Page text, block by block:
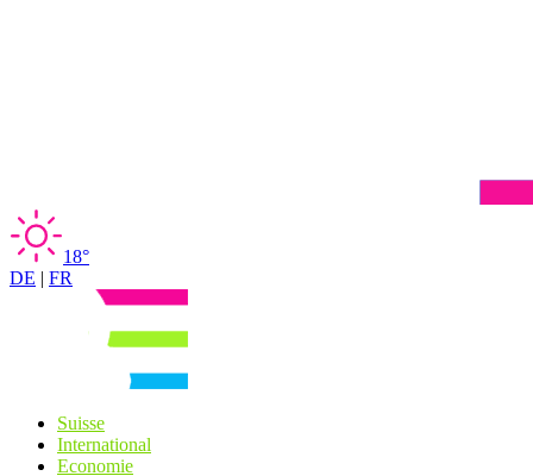
18°
DE | FR
Suisse
International
Economie